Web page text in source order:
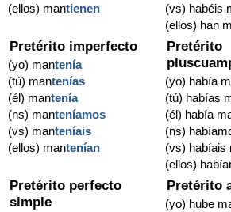
(ellos) mantienen
(vs) habéis
(ellos) han
Pretérito imperfecto
(yo) mantenía
(tú) mantenías
(él) mantenía
(ns) manteníamos
(vs) manteníais
(ellos) mantenían
Pretérito
(yo) había
(tú) habías
(él) había
(ns)
(vs) habíais
(ellos)
Pretérito perfecto
simple
Pretérito
(yo) hube